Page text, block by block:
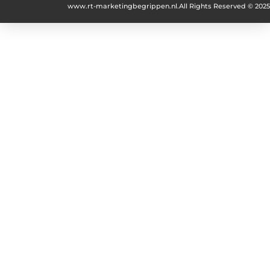
All Rights Reserved © 2025
www.rt-marketingbegrippen.nl.